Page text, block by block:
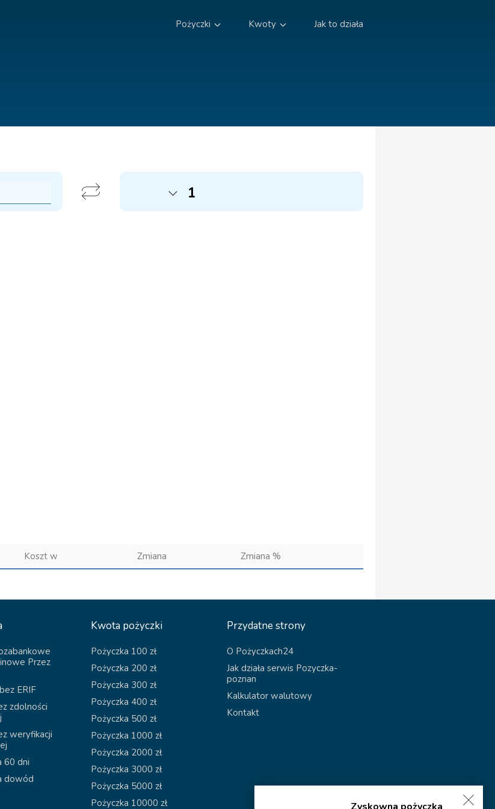
Pożyczki Kwoty Jak to działa
1
Koszt w Zmiana Zmiana %
Przez
ERIF
zdolności
weryfikacji
60 dni
dowód
Kwota pożyczki
Pożyczka 100 zł
Pożyczka 200 zł
Pożyczka 300 zł
Pożyczka 400 zł
Pożyczka 500 zł
Pożyczka 1000 zł
Pożyczka 2000 zł
Pożyczka 3000 zł
Pożyczka 5000 zł
Pożyczka 10000 zł
Przydatne strony
O Pożyczkach24
Jak działa serwis Pozyczka-
poznan
Kalkulator walutowy
Kontakt